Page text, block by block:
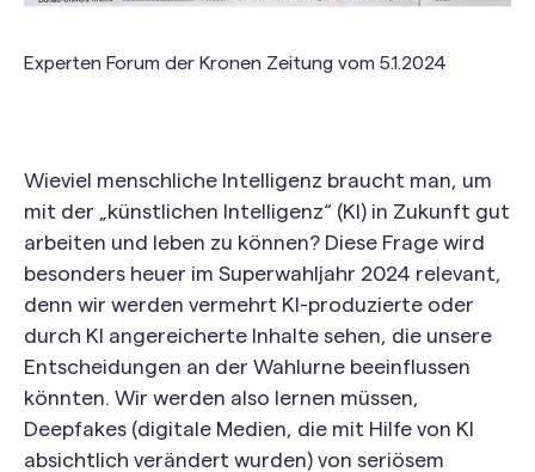
Experten Forum der Kronen Zeitung vom 5.1.2024
Wieviel menschliche Intelligenz braucht man, um
mit der „künstlichen Intelligenz“ (KI) in Zukunft gut
arbeiten und leben zu können? Diese Frage wird
besonders heuer im Superwahljahr 2024 relevant,
denn wir werden vermehrt KI-produzierte oder
durch KI angereicherte Inhalte sehen, die unsere
Entscheidungen an der Wahlurne beeinflussen
könnten. Wir werden also lernen müssen,
Deepfakes (digitale Medien, die mit Hilfe von KI
absichtlich verändert wurden) von seriösem